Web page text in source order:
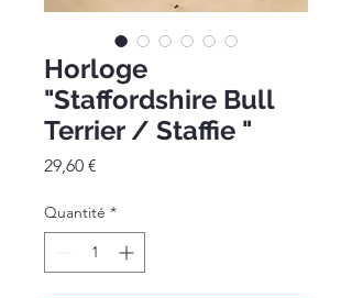
Horloge
"Staffordshire Bull
Terrier / Staffie "
29,60 €
Quantité *